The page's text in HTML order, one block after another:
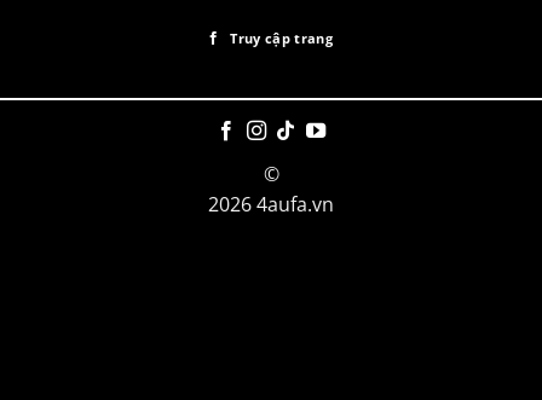
Truy cập trang
©
2026 4aufa.vn